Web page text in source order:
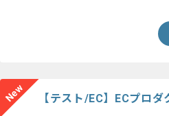
New 【テスト/EC】ECプロ